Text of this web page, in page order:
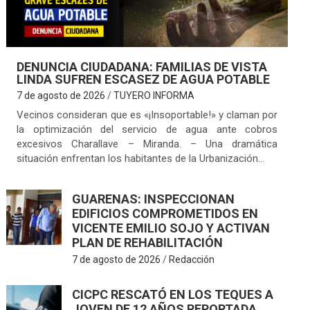
DENUNCIA CIUDADANA: FAMILIAS DE VISTA
LINDA SUFREN ESCASEZ DE AGUA POTABLE
7 de agosto de 2026 TUYERO INFORMA
Vecinos consideran que es «¡Insoportable!» y claman por
la optimización del servicio de agua ante cobros
excesivos Charallave – Miranda. – Una dramática
situación enfrentan los habitantes de la Urbanización…
GUARENAS: INSPECCIONAN
EDIFICIOS COMPROMETIDOS EN
VICENTE EMILIO SOJO Y ACTIVAN
PLAN DE REHABILITACIÓN
7 de agosto de 2026 Redacción
CICPC RESCATÓ EN LOS TEQUES A